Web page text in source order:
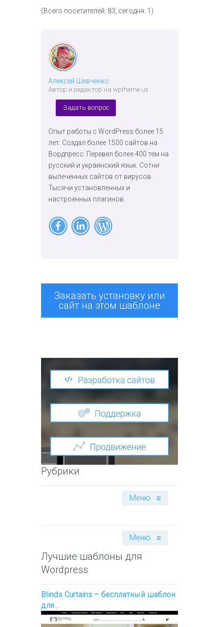
(Всего посетителей: 83, сегодня: 1)
Алексей Шевченко
Автор и редактор на wptheme.us
Задать вопрос
Опыт работы с WordPress более 15
лет. Создал более 1500 сайтов на
Вордпресс. Перевел более 400 тем на
русский и украинский язык. Сотни
вылеченных сайтов от вирусов.
Тысячи установленных и
настроенных плагинов.
Заказать установку или
сайт на этом шаблоне
Рубрики
Меню ≡
Меню ≡
Лучшие шаблоны для
Wordpress
Blinds Curtains – бесплатный шаблон
для…